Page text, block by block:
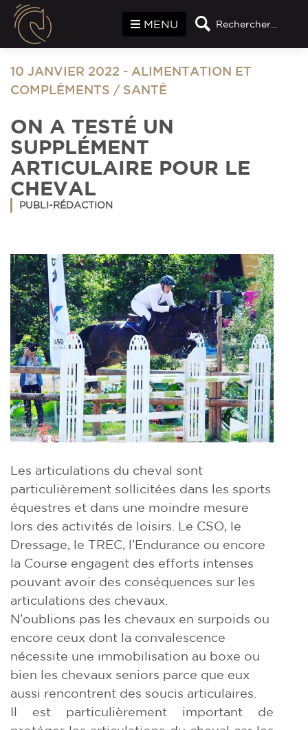
Rechercher...
MENU
10 JANVIER 2022 - ALIMENTATION ET
COMPLÉMENTS / SANTÉ
ON A TESTÉ UN
SUPPLÉMENT
ARTICULAIRE POUR LE
CHEVAL
PUBLI-RÉDACTION
Les articulations du cheval sont
particulièrement sollicitées dans les sports
équestres et dans une moindre mesure
lors des activités de loisirs. Le CSO, le
Dressage, le TREC, l’Endurance ou encore
la Course engagent des efforts intenses
pouvant avoir des conséquences sur les
articulations des chevaux.
N’oublions pas les chevaux en surpoids ou
encore ceux dont la convalescence
nécessite une immobilisation au boxe ou
bien les chevaux seniors parce que eux
aussi rencontrent des soucis articulaires.
Il est particulièrement important de
Panneau de gestion des cookies